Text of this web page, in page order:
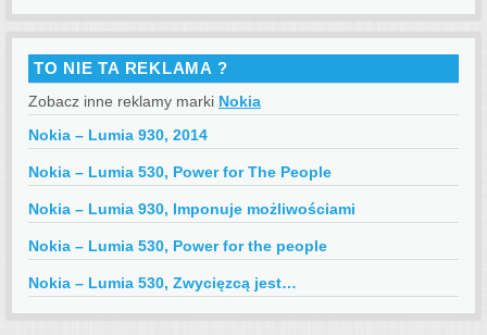
TO NIE TA REKLAMA ?
Zobacz inne reklamy marki Nokia
Nokia – Lumia 930, 2014
Nokia – Lumia 530, Power for The People
Nokia – Lumia 930, Imponuje możliwościami
Nokia – Lumia 530, Power for the people
Nokia – Lumia 530, Zwycięzcą jest…